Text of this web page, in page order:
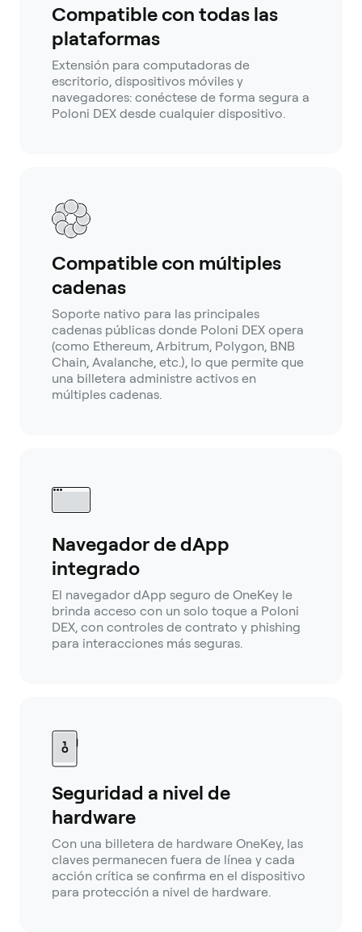
Compatible con todas las
plataformas
Extensión para computadoras de
escritorio, dispositivos móviles y
navegadores: conéctese de forma segura a
Poloni DEX desde cualquier dispositivo.
Compatible con múltiples
cadenas
Soporte nativo para las principales
cadenas públicas donde Poloni DEX opera
(como Ethereum, Arbitrum, Polygon, BNB
Chain, Avalanche, etc.), lo que permite que
una billetera administre activos en
múltiples cadenas.
Navegador de dApp
integrado
El navegador dApp seguro de OneKey le
brinda acceso con un solo toque a Poloni
DEX, con controles de contrato y phishing
para interacciones más seguras.
Seguridad a nivel de
hardware
Con una billetera de hardware OneKey, las
claves permanecen fuera de línea y cada
acción crítica se confirma en el dispositivo
para protección a nivel de hardware.